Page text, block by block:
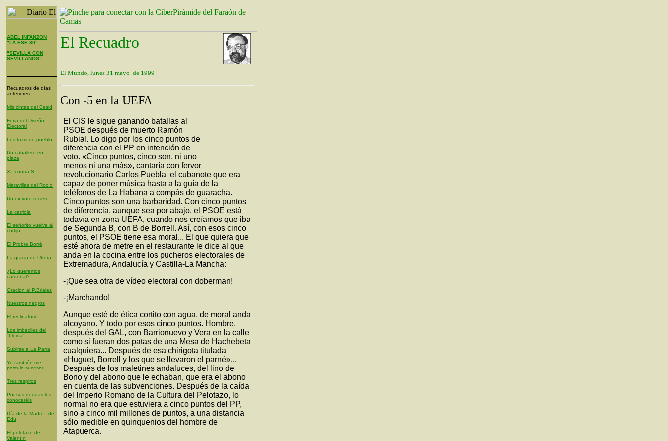
ABEL INFANZON
"LA ESE 30"
"SEVILLA CON
SEVILLANOS"
Recuadros de días
anteriores:
Mis cintas del Cesid
Feria del Diseño
Electoral
Los taxis de pueblo
Un caballero en
plaza
XL contra S
Maravillas del Rocío
Un ex-voto rociero
La carriola
El señorito vuelve al
cortijo
El Probre Borré
La gracia de Utrera
¿Lo queremos
cardenal?
Oración al P.Briales
Nuestros negros
El reclinatorio
Los imbéciles del
"Lleida"
Subirse a La Parra
Yo también me
postulo sucesor
Tres respiros
Por sus deudas los
conoceréis
Día de la Madre...de
Edu
El pelotazo de
Valentín
El Recuadro
El Mundo, lunes 31 mayo de 1999
Con -5 en la UEFA
El CIS le sigue ganando batallas al
PSOE después de muerto Ramón
Rubial. Lo digo por los cinco puntos de
diferencia con el PP en intención de
voto. «Cinco puntos, cinco son, ni uno
menos ni una más», cantaría con fervor
revolucionario Carlos Puebla, el cubanote que era
capaz de poner música hasta a la guía de la
teléfonos de La Habana a compás de guaracha.
Cinco puntos son una barbaridad. Con cinco puntos
de diferencia, aunque sea por abajo, el PSOE está
todavía en zona UEFA, cuando nos creíamos que iba
de Segunda B, con B de Borrell. Así, con esos cinco
puntos, el PSOE tiene esa moral... El que quiera que
esté ahora de metre en el restaurante le dice al que
anda en la cocina entre los pucheros electorales de
Extremadura, Andalucía y Castilla-La Mancha:
-¡Que sea otra de vídeo electoral con doberman!
-¡Marchando!
Aunque esté de ética cortito con agua, de moral anda
alcoyano. Y todo por esos cinco puntos. Hombre,
después del GAL, con Barrionuevo y Vera en la calle
como si fueran dos patas de una Mesa de Hachebeta
cualquiera... Después de esa chirigota titulada
«Huguet, Borrell y los que se llevaron el parné»...
Después de los maletines andaluces, del lino de
Bono y del abono que le echaban, que era el abono
en cuenta de las subvenciones. Después de la caída
del Imperio Romano de la Cultura del Pelotazo, lo
normal no era que estuviera a cinco puntos del PP,
sino a cinco mil millones de puntos, a una distancia
sólo medible en quinquenios del hombre de
Atapuerca.